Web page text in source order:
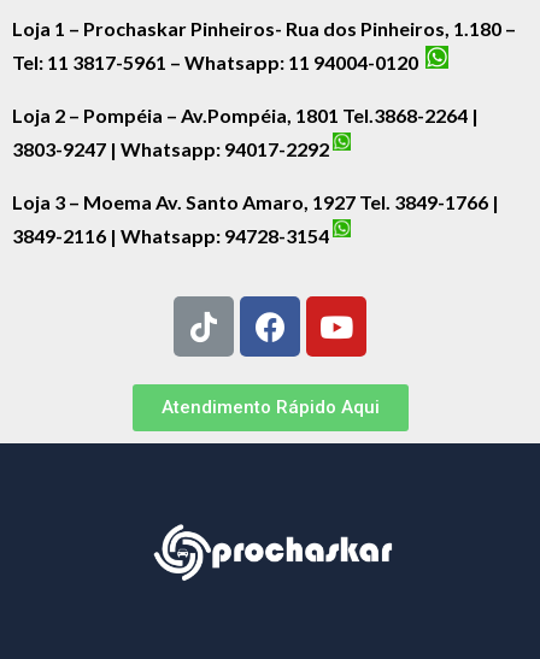
Loja 1 – Prochaskar Pinheiros- Rua dos Pinheiros, 1.180 –
Tel: 11 3817-5961 – Whatsapp: 11 94004-0120
Loja 2 – Pompéia – Av.Pompéia, 1801 Tel.3868-2264 |
3803-9247 | Whatsapp: 94017-2292
Loja 3 – Moema Av. Santo Amaro, 1927 Tel. 3849-1766 |
3849-2116 | Whatsapp: 94728-3154
Atendimento Rápido Aqui